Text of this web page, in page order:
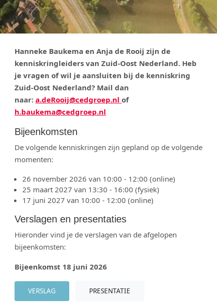
Hanneke Baukema en Anja de Rooij zijn de
kenniskringleiders van Zuid-Oost Nederland. Heb
je vragen of wil je aansluiten bij de kenniskring
Zuid-Oost Nederland? Mail dan
naar: a.deRooij@cedgroep.nl of
h.baukema@cedgroep.nl
Bijeenkomsten
De volgende kenniskringen zijn gepland op de volgende
momenten:
26 november 2026 van 10:00 - 12:00 (online)
25 maart 2027 van 13:30 - 16:00 (fysiek)
17 juni 2027 van 10:00 - 12:00 (online)
Verslagen en presentaties
Hieronder vind je de verslagen van de afgelopen
bijeenkomsten:
Bijeenkomst 18 juni 2026
VERSLAG PRESENTATIE